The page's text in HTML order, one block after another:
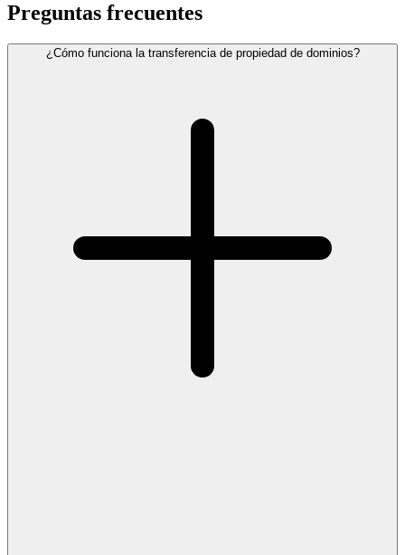
Preguntas frecuentes
¿Cómo funciona la transferencia de propiedad de dominios?